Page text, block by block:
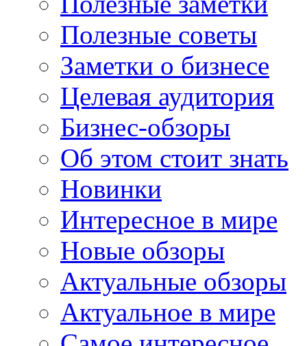
Полезные советы
Заметки о бизнесе
Целевая аудитория
Бизнес-обзоры
Об этом стоит знать
Новинки
Интересное в мире
Новые обзоры
Актуальные обзоры
Актуальное в мире